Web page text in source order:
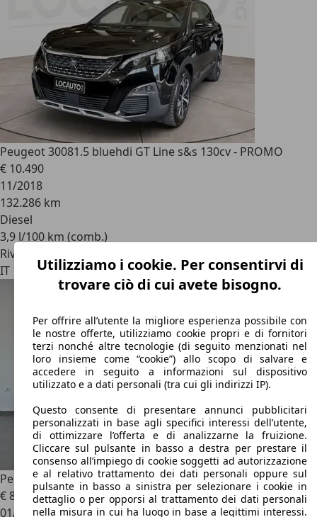
Peugeot 30081.5 bluehdi GT Line s&s 130cv - PROMO
€ 10.490
11/2018
132.286 km
Diesel
3,9 l/100 km (comb.)
Rivenditore
IT 13030Caresanablot - Vercelli - Vc
Peugeot 508BlueHDi 160 GT Line S/S EAT8 aut.
€ 8.500
01/2019
Utilizziamo i cookie. Per consentirvi di
trovare ciò di cui avete bisogno.
Per offrire all’utente la migliore esperienza possibile con
le nostre offerte, utilizziamo cookie propri e di fornitori
terzi nonché altre tecnologie (di seguito menzionati nel
loro insieme come “cookie”) allo scopo di salvare e
accedere in seguito a informazioni sul dispositivo
utilizzato e a dati personali (tra cui gli indirizzi IP).
Questo consente di presentare annunci pubblicitari
personalizzati in base agli specifici interessi dell’utente,
di ottimizzare l’offerta e di analizzarne la fruizione.
Cliccare sul pulsante in basso a destra per prestare il
consenso all’impiego di cookie soggetti ad autorizzazione
e al relativo trattamento dei dati personali oppure sul
pulsante in basso a sinistra per selezionare i cookie in
dettaglio o per opporsi al trattamento dei dati personali
nella misura in cui ha luogo in base a legittimi interessi.